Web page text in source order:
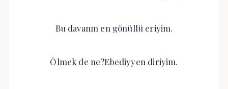
Bu davanın en gönüllü eriyim.
Ölmek de ne?Ebediyyen diriyim.